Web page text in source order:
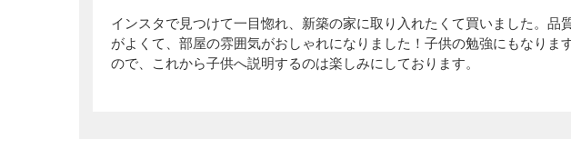
インスタで見つけて一目惚れ、新築の家に取り入れたくて買いました。品
がよくて、部屋の雰囲気がおしゃれになりました！子供の勉強にもなりま
ので、これから子供へ説明するのは楽しみにしております。